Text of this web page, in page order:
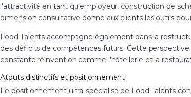
l'attractivité en tant qu'employeur, construction de
dimension consultative donne aux clients les outils
Food Talents accompagne également dans la
des déficits de compétences futurs. Cette
constante réinvention comme l'hôtellerie et la
Atouts distinctifs et positionnement
Le positionnement ultra-spécialisé de Food Talents